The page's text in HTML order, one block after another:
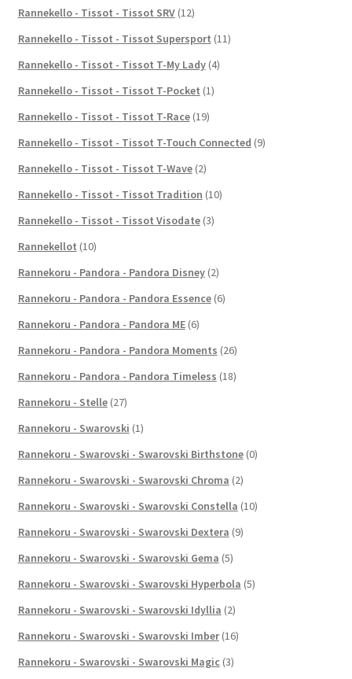
Rannekello - Tissot - Tissot SRV (12)
Rannekello - Tissot - Tissot Supersport (11)
Rannekello - Tissot - Tissot T-My Lady (4)
Rannekello - Tissot - Tissot T-Pocket (1)
Rannekello - Tissot - Tissot T-Race (19)
Rannekello - Tissot - Tissot T-Touch Connected (9)
Rannekello - Tissot - Tissot T-Wave (2)
Rannekello - Tissot - Tissot Tradition (10)
Rannekello - Tissot - Tissot Visodate (3)
Rannekellot (10)
Rannekoru - Pandora - Pandora Disney (2)
Rannekoru - Pandora - Pandora Essence (6)
Rannekoru - Pandora - Pandora ME (6)
Rannekoru - Pandora - Pandora Moments (26)
Rannekoru - Pandora - Pandora Timeless (18)
Rannekoru - Stelle (27)
Rannekoru - Swarovski (1)
Rannekoru - Swarovski - Swarovski Birthstone (0)
Rannekoru - Swarovski - Swarovski Chroma (2)
Rannekoru - Swarovski - Swarovski Constella (10)
Rannekoru - Swarovski - Swarovski Dextera (9)
Rannekoru - Swarovski - Swarovski Gema (5)
Rannekoru - Swarovski - Swarovski Hyperbola (5)
Rannekoru - Swarovski - Swarovski Idyllia (2)
Rannekoru - Swarovski - Swarovski Imber (16)
Rannekoru - Swarovski - Swarovski Magic (3)